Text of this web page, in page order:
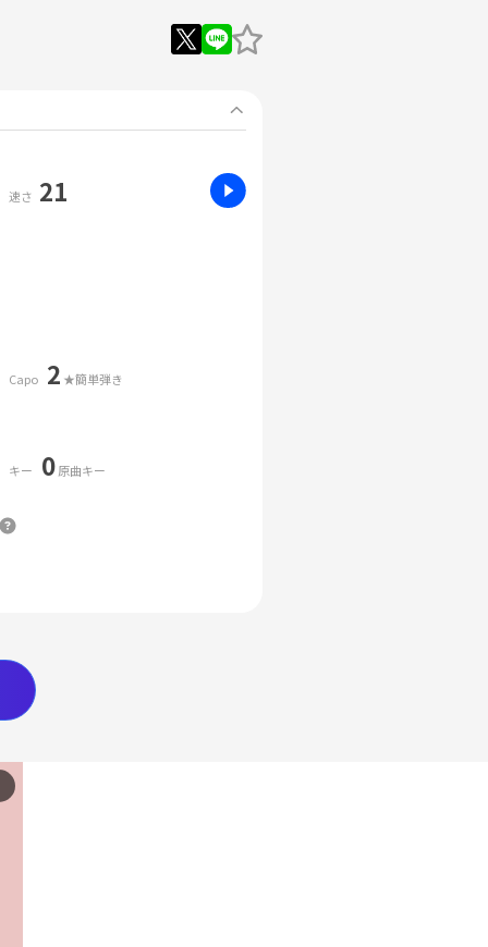
速さ 21
Capo 2 ★簡単弾き
キー 0原曲キー